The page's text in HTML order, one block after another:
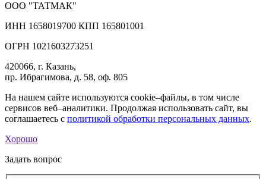
ООО "ТАТМАК"
ИНН 1658019700 КПП 165801001
ОГРН 1021603273251
420066, г. Казань,
пр. Ибрагимова, д. 58, оф. 805
На нашем сайте используются cookie–файлы, в том числе
сервисов веб–аналитики. Продолжая использовать сайт, вы
соглашаетесь с политикой обработки персональных данных.
Хорошо
Задать вопрос